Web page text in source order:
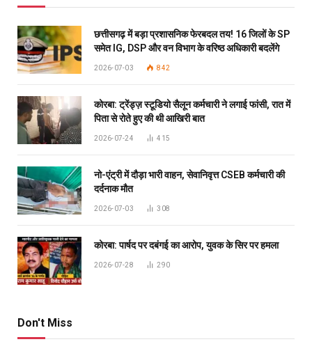
छत्तीसगढ़ में बड़ा प्रशासनिक फेरबदल तय! 16 जिलों के SP
समेत IG, DSP और वन विभाग के वरिष्ठ अधिकारी बदलेंगे
2026-07-03 842
कोरबा: ट्रेंड्ज़ स्टूडियो सैलून कर्मचारी ने लगाई फांसी, रात में
पिता से रोते हुए की थी आखिरी बात
2026-07-24 415
नो-एंट्री में दौड़ा भारी वाहन, सेवानिवृत्त CSEB कर्मचारी की
दर्दनाक मौत
2026-07-03 308
कोरबा: पार्षद पर दबंगई का आरोप, युवक के सिर पर हमला
2026-07-28 290
Don't Miss